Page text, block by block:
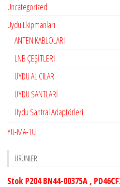
Uncategorized
Uydu Ekipmanları
ANTEN KABLOLARI
LNB ÇEŞİTLERİ
UYDU ALICILAR
UYDU SANTLARİ
Uydu Santral Adaptörleri
YU-MA-TU
ÜRÜNLER
Stok P204 BN44-00375A ,